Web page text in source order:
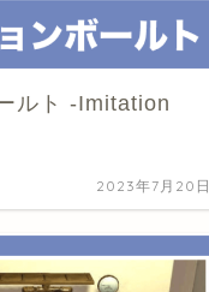
ルト -Imitation
2023年7月20日